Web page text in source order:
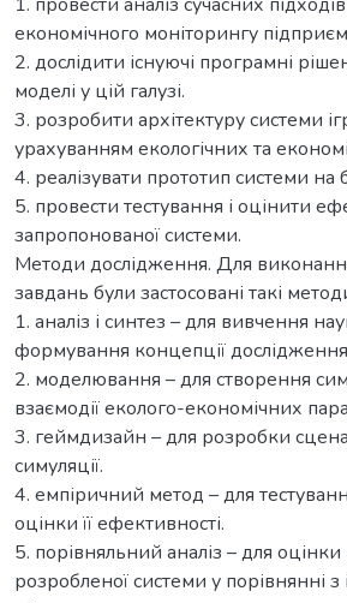
економічного моніторингу
2. дослідити існуючі програмні
моделі у цій галузі.
3. розробити архітектуру системи
урахуванням екологічних та
4. реалізувати прототип системи на
5. провести тестування і оцінити
запропонованої системи.
Методи дослідження. Для
завдань були застосовані такі
1. аналіз і синтез – для вивчення
формування концепції
2. моделювання – для створення
взаємодії еколого-економічних
3. геймдизайн – для розробки
симуляції.
4. емпіричний метод – для
оцінки її ефективності.
5. порівняльний аналіз – для
розробленої системи у порівнянні